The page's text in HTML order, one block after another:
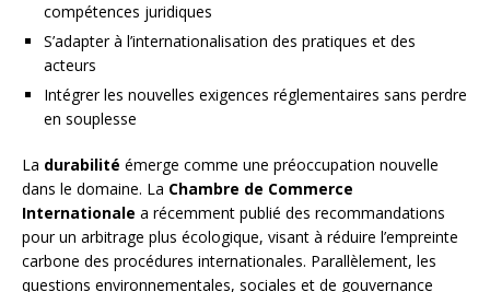
compétences juridiques
S’adapter à l’internationalisation des pratiques et des
acteurs
Intégrer les nouvelles exigences réglementaires sans perdre
en souplesse
La durabilité émerge comme une préoccupation nouvelle
dans le domaine. La Chambre de Commerce
Internationale a récemment publié des recommandations
pour un arbitrage plus écologique, visant à réduire l’empreinte
carbone des procédures internationales. Parallèlement, les
questions environnementales, sociales et de gouvernance